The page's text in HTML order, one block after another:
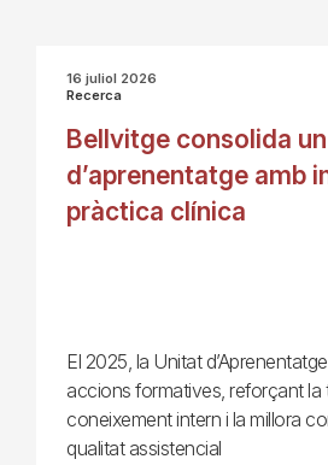
16 juliol 2026
Recerca
Bellvitge consolida
d’aprenentatge amb
pràctica clínica
El 2025, la Unitat
accions formatives, reforçant la
coneixement intern i la millora
qualitat assistencial